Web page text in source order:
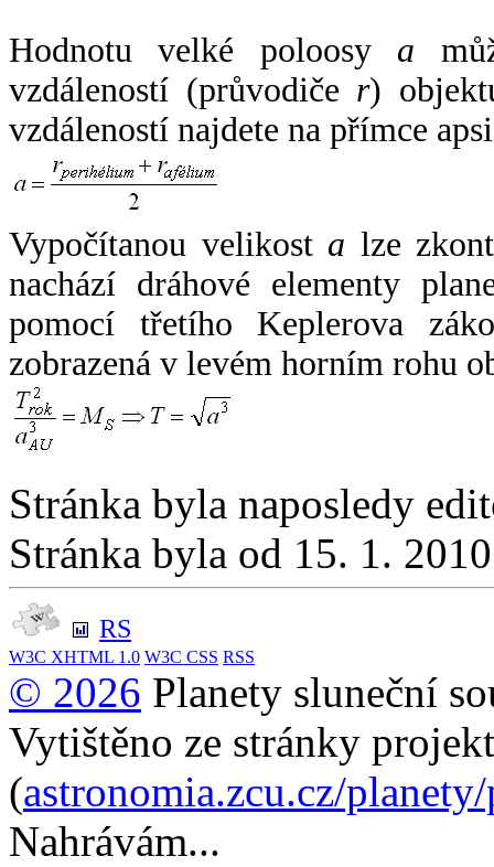
Hodnotu velké poloosy a
vzdáleností (průvodiče r)
vzdáleností najdete na přímce
Vypočítanou velikost a lze
nachází dráhové elementy
pomocí třetího Keplerova
zobrazená v levém horním rohu
Stránka byla naposledy
Stránka byla od 15. 1.
RS
W3C XHTML 1.0 W3C CSS RSS
© 2026 Planety sluneční
Vytištěno ze stránky
(astronomia.zcu.cz/
Nahrávám...